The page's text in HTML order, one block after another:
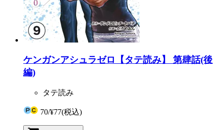
ケンガンアシュラゼロ【タテ読み】 第肆話(後
編)
タテ読み
70/¥77(税込)